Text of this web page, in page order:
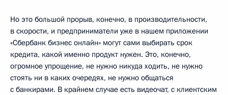
Но это большой прорыв, конечно, в производительности,
в скорости, и предприниматели уже в нашем приложении
«Сбербанк бизнес онлайн» могут сами выбирать срок
кредита, какой именно продукт нужен. Это, конечно,
огромное упрощение, не нужно никуда ходить, не нужно
стоять ни в каких очередях, не нужно общаться
с банкирами. В крайнем случае есть видеочат, с клиентским